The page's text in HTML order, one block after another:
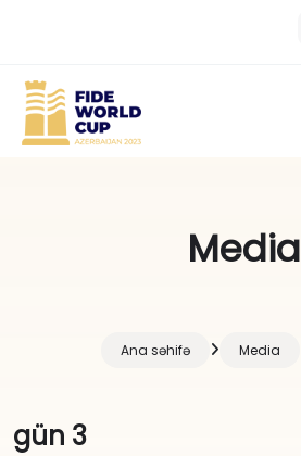
Media
Ana səhifə Media
gün 3